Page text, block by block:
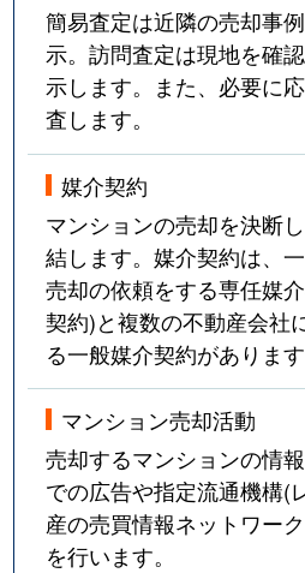
簡易査定は近隣の売却事
示。訪問査定は現地を確
示します。また、必要に
査します。
媒介契約
マンションの売却を決断
結します。媒介契約は、
売却の依頼をする専任媒
契約)と複数の不動産会社
る一般媒介契約があります
マンション売却活動
売却するマンションの情
での広告や指定流通機構(
産の売買情報ネットワー
を行います。